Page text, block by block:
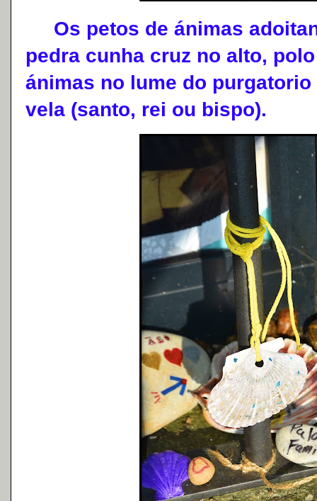
Os petos de ánimas
pedra cunha cruz no alto,
ánimas no lume do
vela (santo, rei ou bispo).